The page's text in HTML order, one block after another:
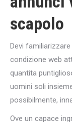
scapolo
Devi
condizione web
quantita
uomini soli
possibilmente,
Ove un capace